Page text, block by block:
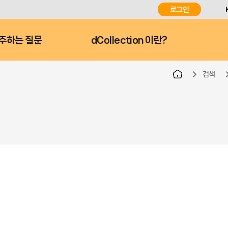
로그인
하는 질문 dCollection 이란?
검색